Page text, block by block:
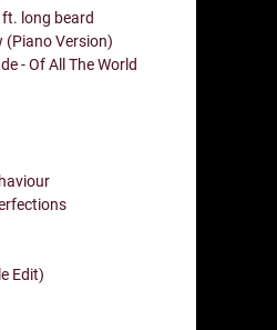
long beard
(Piano Version)
- Of All The World
Edit)